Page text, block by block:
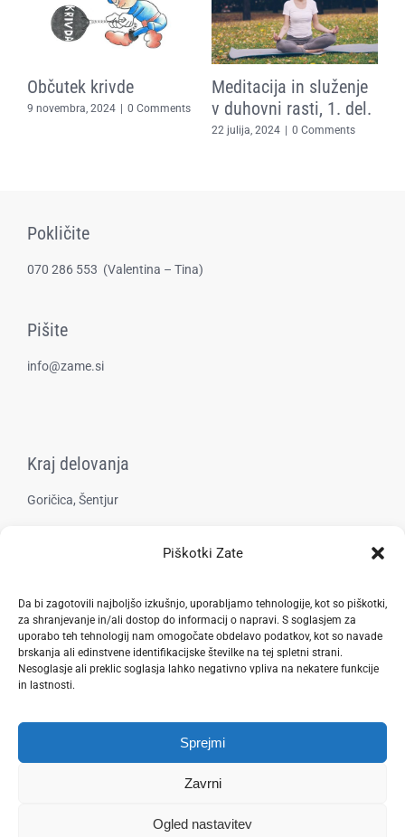
Piškotki Zate
Da bi zagotovili najboljšo izkušnjo, uporabljamo tehnologije, kot so piškotki,
za shranjevanje in/ali dostop do informacij o napravi. S soglasjem za
uporabo teh tehnologij nam omogočate obdelavo podatkov, kot so navade
brskanja ali edinstvene identifikacijske številke na tej spletni strani.
Nesoglasje ali preklic soglasja lahko negativno vpliva na nekatere funkcije
in lastnosti.
Sprejmi
Zavrni
Ogled nastavitev
Občutek krivde
9 novembra, 2024 0 Comments
Meditacija in služenje
v duhovni rasti, 1. del.
22 julija, 2024 0 Comments
Pokličite
070 286 553 (​Valentina – Tina)
Pišite
info@zame.si
Kraj delovanja
Goričica, Šentjur
Pravilnik zasebnosti
Spletna stran je last Zavoda VITA, pod okriljem katerega deluje Z.A.M.E.
www.zame.sisoustvarja